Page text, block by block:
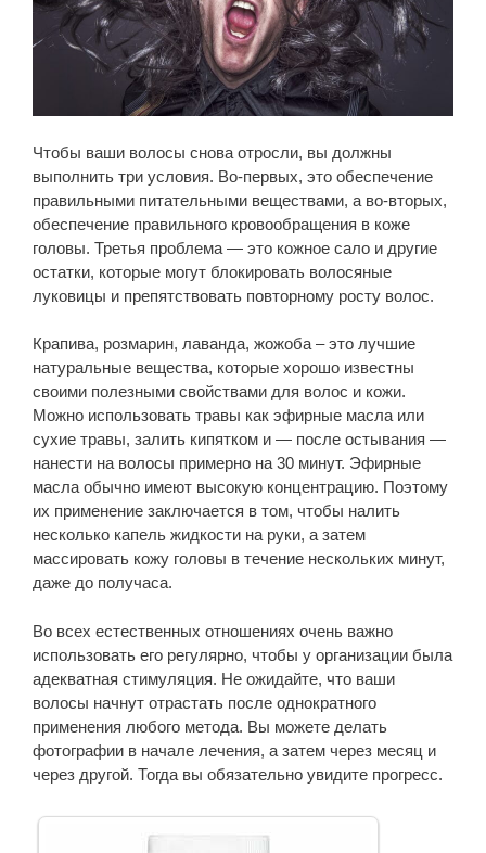
Чтобы ваши волосы снова отросли, вы должны
выполнить три условия. Во-первых, это обеспечение
правильными питательными веществами, а во-вторых,
обеспечение правильного кровообращения в коже
головы. Третья проблема — это кожное сало и другие
остатки, которые могут блокировать волосяные
луковицы и препятствовать повторному росту волос.
Крапива, розмарин, лаванда, жожоба – это лучшие
натуральные вещества, которые хорошо известны
своими полезными свойствами для волос и кожи.
Можно использовать травы как эфирные масла или
сухие травы, залить кипятком и — после остывания —
нанести на волосы примерно на 30 минут. Эфирные
масла обычно имеют высокую концентрацию. Поэтому
их применение заключается в том, чтобы налить
несколько капель жидкости на руки, а затем
массировать кожу головы в течение нескольких минут,
даже до получаса.
Во всех естественных отношениях очень важно
использовать его регулярно, чтобы у организации была
адекватная стимуляция. Не ожидайте, что ваши
волосы начнут отрастать после однократного
применения любого метода. Вы можете делать
фотографии в начале лечения, а затем через месяц и
через другой. Тогда вы обязательно увидите прогресс.